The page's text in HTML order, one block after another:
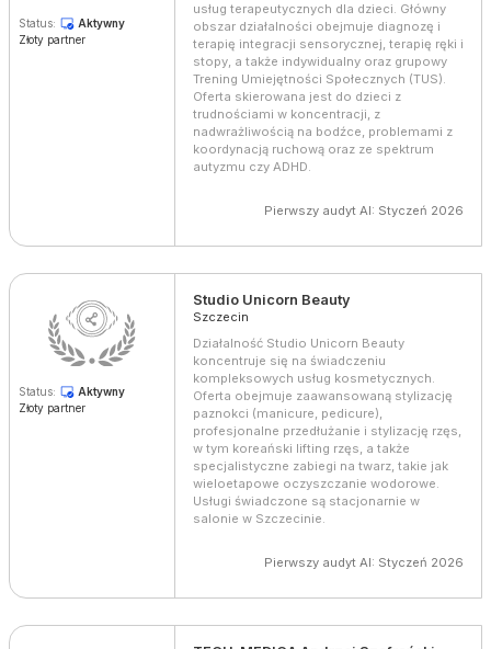
Status:
Aktywny
Złoty partner
usług terapeutycznych dla dzieci. Główny
obszar działalności obejmuje diagnozę i
terapię integracji sensorycznej, terapię ręki i
stopy, a także indywidualny oraz grupowy
Trening Umiejętności Społecznych (TUS).
Oferta skierowana jest do dzieci z
trudnościami w koncentracji, z
nadwrażliwością na bodźce, problemami z
koordynacją ruchową oraz ze spektrum
autyzmu czy ADHD.
Pierwszy audyt AI: Styczeń 2026
Status:
Aktywny
Złoty partner
Studio Unicorn Beauty
Szczecin
Działalność Studio Unicorn Beauty
koncentruje się na świadczeniu
kompleksowych usług kosmetycznych.
Oferta obejmuje zaawansowaną stylizację
paznokci (manicure, pedicure),
profesjonalne przedłużanie i stylizację rzęs,
w tym koreański lifting rzęs, a także
specjalistyczne zabiegi na twarz, takie jak
wieloetapowe oczyszczanie wodorowe.
Usługi świadczone są stacjonarnie w
salonie w Szczecinie.
Pierwszy audyt AI: Styczeń 2026